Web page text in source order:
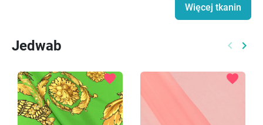
Więcej tkanin
Jedwab keyboard_arrow_left keyboard_arrow_right
favorite favorite